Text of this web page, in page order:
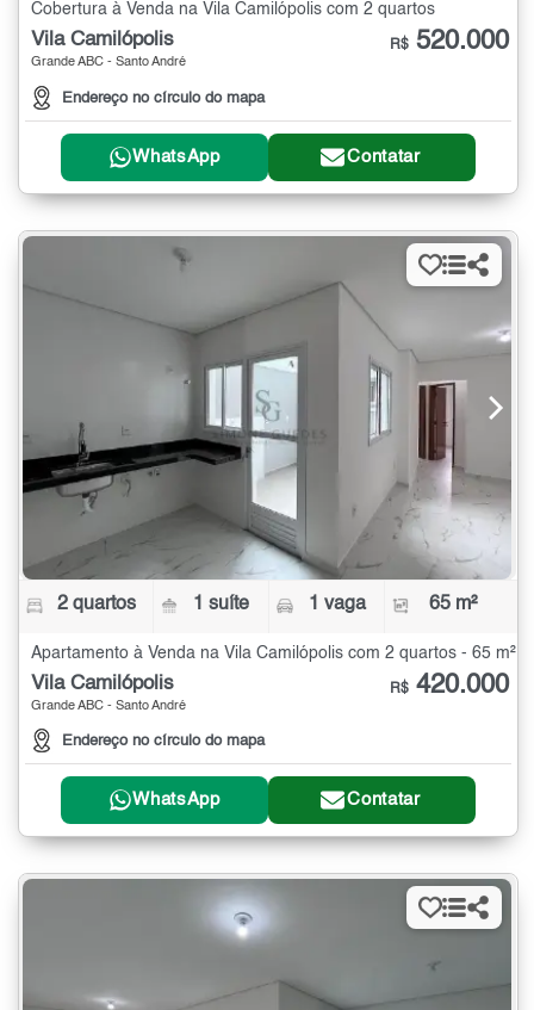
Cobertura à Venda na Vila Camilópolis com 2 quartos
Vila Camilópolis
Grande ABC - Santo André
Endereço no círculo do mapa
R$ 520.000
WhatsApp Contatar
2 quartos 1 suíte 1 vaga 65 m²
Apartamento à Venda na Vila Camilópolis com 2 quartos - 65 m²
Vila Camilópolis
Grande ABC - Santo André
Endereço no círculo do mapa
R$ 420.000
WhatsApp Contatar